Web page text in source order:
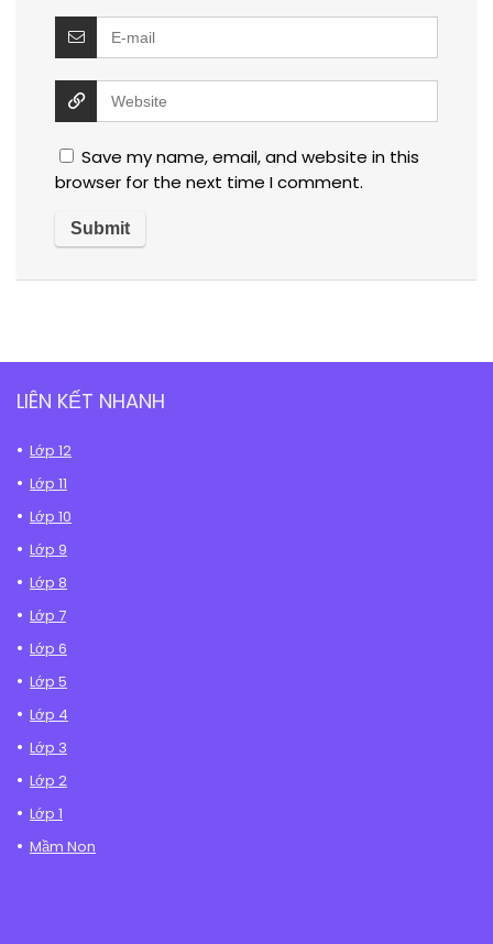
Save my name, email, and website in this
browser for the next time I comment.
LIÊN KẾT NHANH
Lớp 12
Lớp 11
Lớp 10
Lớp 9
Lớp 8
Lớp 7
Lớp 6
Lớp 5
Lớp 4
Lớp 3
Lớp 2
Lớp 1
Mầm Non